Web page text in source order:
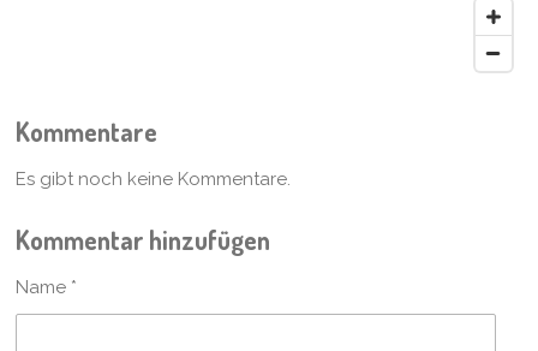
Kommentare
Es gibt noch keine Kommentare.
Kommentar hinzufügen
Name *